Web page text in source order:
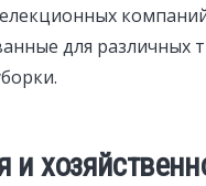
для различных
и